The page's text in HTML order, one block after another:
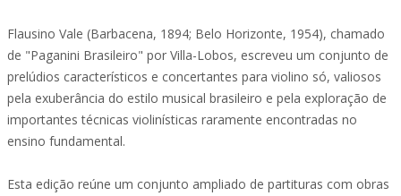
Flausino Vale (Barbacena, 1894; Belo Horizonte, 1954), chamado
de "Paganini Brasileiro" por Villa-Lobos, escreveu um conjunto de
prelúdios característicos e concertantes para violino só, valiosos
pela exuberância do estilo musical brasileiro e pela exploração de
importantes técnicas violinísticas raramente encontradas no
ensino fundamental.
Esta edição reúne um conjunto ampliado de partituras com obras